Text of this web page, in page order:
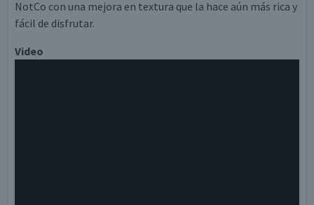
NotCo con una mejora en textura que la hace aún más rica y
fácil de disfrutar.
Video